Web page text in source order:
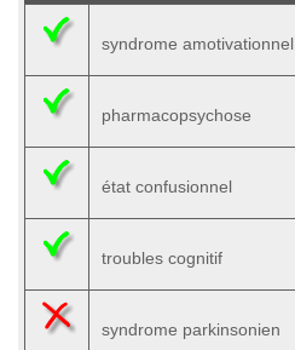
syndrome amotivationnel
pharmacopsychose
état confusionnel
troubles cognitif
syndrome parkinsonien